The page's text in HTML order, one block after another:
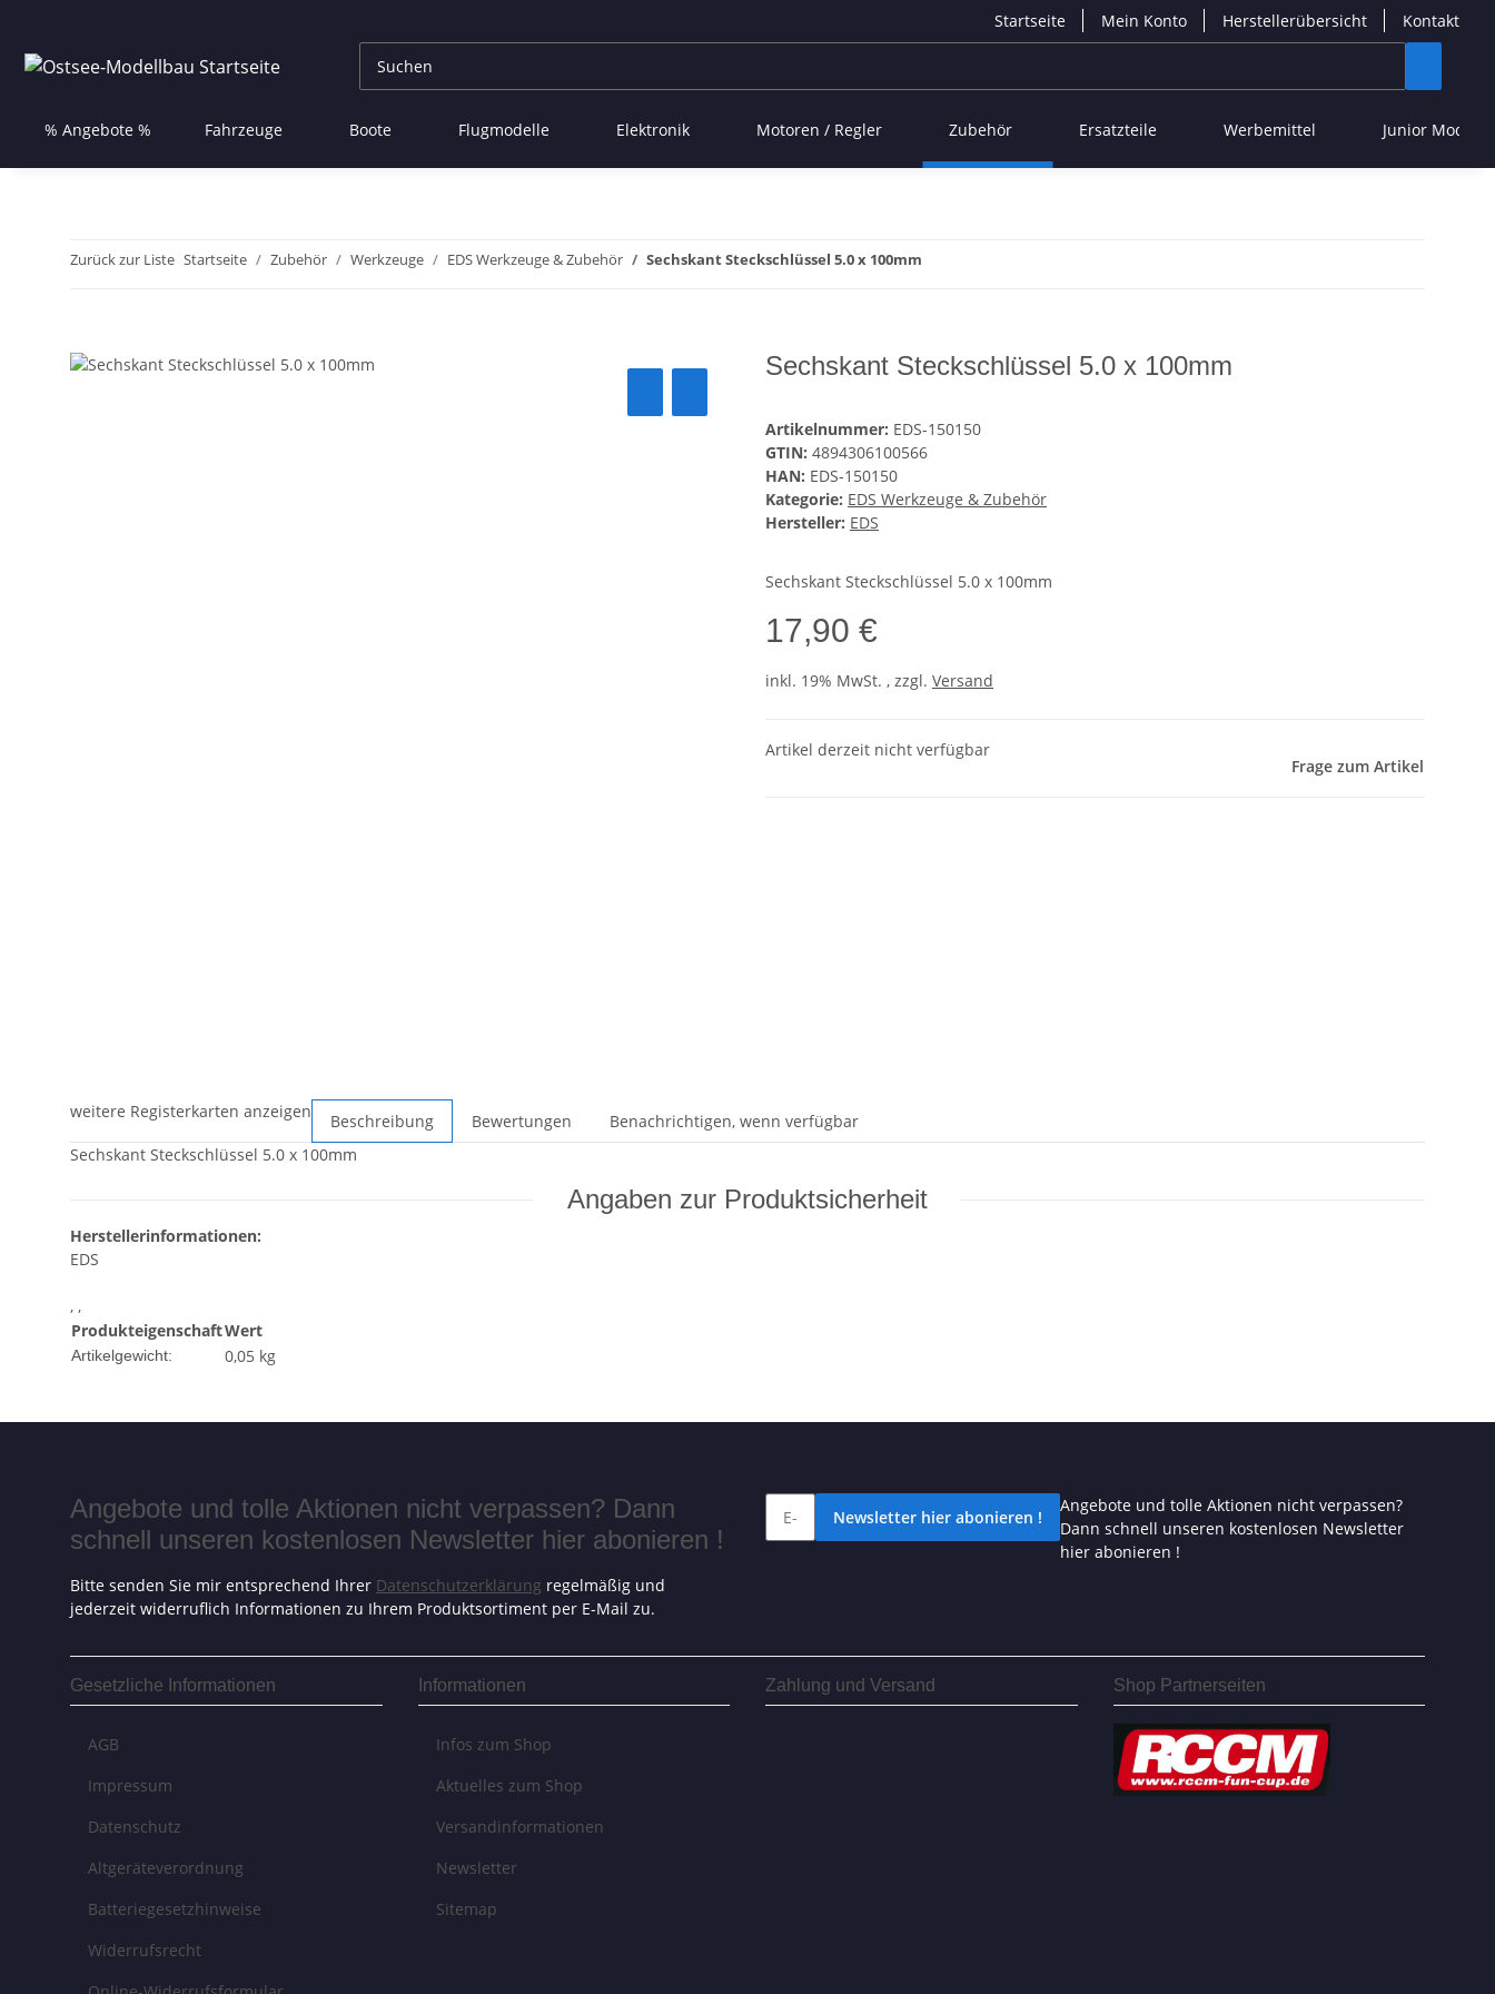
Startseite Mein Konto Herstellerübersicht Kontakt
% Angebote % Fahrzeuge Boote Flugmodelle Elektronik Motoren / Regler Zubehör Ersatzteile Werbemittel Junior
Zurück zur Liste Startseite Zubehör Werkzeuge EDS Werkzeuge & Zubehör Sechskant Steckschlüssel 5.0 x 100mm
Sechskant Steckschlüssel 5.0 x 100mm
Artikelnummer: EDS-150150
GTIN: 4894306100566
HAN: EDS-150150
Kategorie: EDS Werkzeuge & Zubehör
Hersteller: EDS
Sechskant Steckschlüssel 5.0 x 100mm
17,90 €
inkl. 19% MwSt. , zzgl. Versand
Artikel derzeit nicht verfügbar
Frage zum Artikel
weitere Registerkarten anzeigen Beschreibung Bewertungen
Benachrichtigen, wenn verfügbar
Sechskant Steckschlüssel 5.0 x 100mm
Angaben zur Produktsicherheit
Herstellerinformationen:
EDS
, ,
ProdukteigenschaftWert
Artikelgewicht: 0,05 kg
Angebote und tolle Aktionen nicht verpassen? Dann
schnell unseren kostenlosen Newsletter hier abonieren !
Bitte senden Sie mir entsprechend Ihrer Datenschutzerklärung regelmäßig und
jederzeit widerruflich Informationen zu Ihrem Produktsortiment per E-Mail zu.
Newsletter hier abonieren !
Angebote und tolle Aktionen nicht verpassen?
Dann schnell unseren kostenlosen Newsletter
hier abonieren !
Gesetzliche Informationen
AGB
Impressum
Datenschutz
Altgeräteverordnung
Batteriegesetzhinweise
Widerrufsrecht
Informationen
Infos zum Shop
Aktuelles zum Shop
Versandinformationen
Newsletter
Sitemap
Zahlung und Versand Shop Partnerseiten